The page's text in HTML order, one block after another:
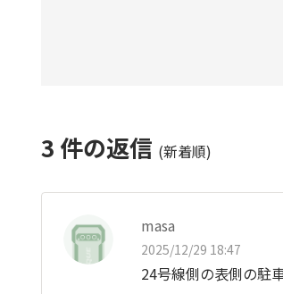
3 件の返信 (新着順)
masa
2025/12/29 18:47
24号線側の表側の駐